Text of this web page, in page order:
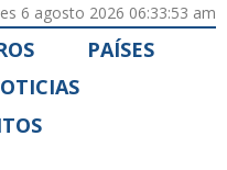
6 agosto 2026 06:33:53 am
PAÍSES